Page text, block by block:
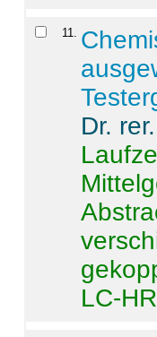
11
Dr.
LC-